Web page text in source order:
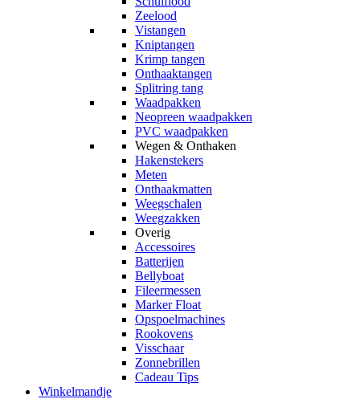
Zeelood
Vistangen
Kniptangen
Krimp tangen
Onthaaktangen
Splitring tang
Waadpakken
Neopreen waadpakken
PVC waadpakken
Wegen & Onthaken
Hakenstekers
Meten
Onthaakmatten
Weegschalen
Weegzakken
Overig
Accessoires
Batterijen
Bellyboat
Fileermessen
Marker Float
Opspoelmachines
Rookovens
Visschaar
Zonnebrillen
Cadeau Tips
Winkelmandje